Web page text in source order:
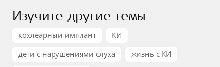
Изучите другие темы
кохлеарный имплант
КИ
дети с нарушениями слуха
жизнь с КИ